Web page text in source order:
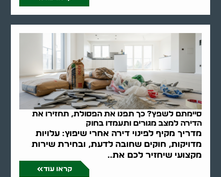
סיימתם לשפץ? כך תפנו את הפסולת, תחזירו את
הדירה למצב מגורים ותעמדו בחוק
מדריך מקיף לפינוי דירה אחרי שיפוץ: עלויות
מדויקות, חוקים שחובה לדעת, ובחירת שירות
מקצועי שיחזיר לכם את..
קראו עוד